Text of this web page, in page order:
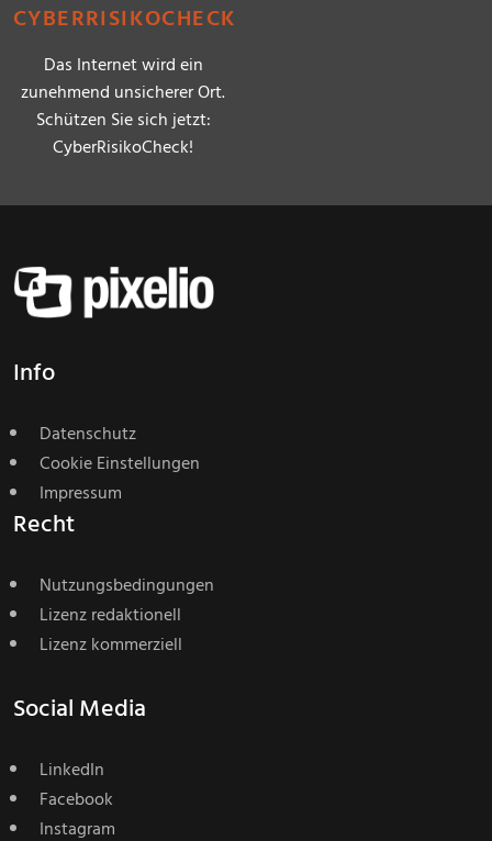
CYBERRISIKOCHECK
Das Internet wird ein
zunehmend unsicherer Ort.
Schützen Sie sich jetzt:
CyberRisikoCheck!
Info
Datenschutz
Cookie Einstellungen
Impressum
Recht
Nutzungsbedingungen
Lizenz redaktionell
Lizenz kommerziell
Social Media
LinkedIn
Facebook
Instagram